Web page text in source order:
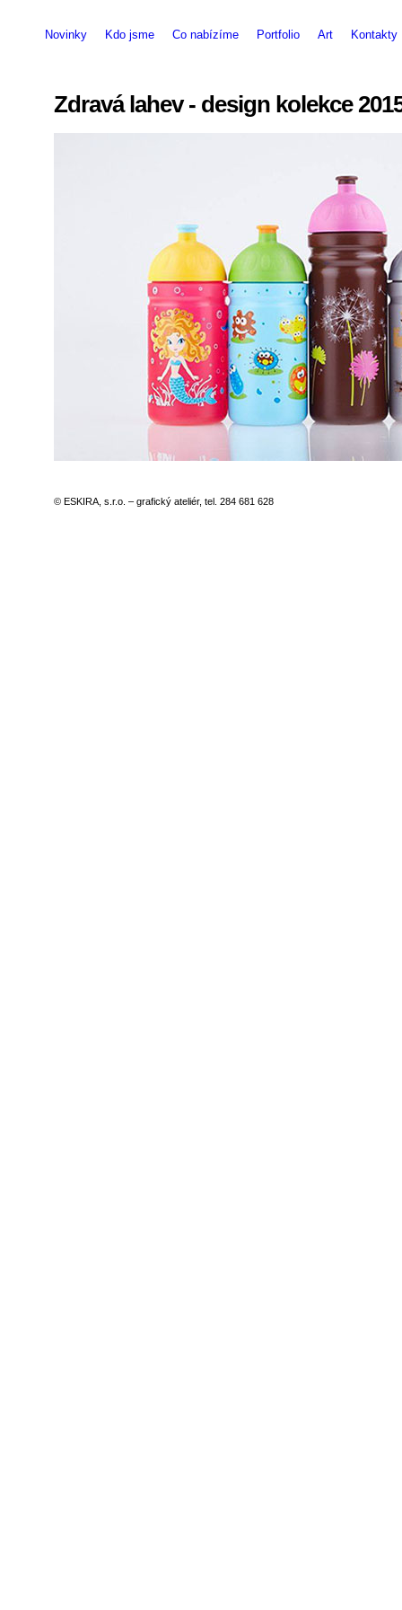
Novinky Kdo jsme Co nabízíme Portfolio Art Kontakty
Zdravá lahev - design kolekce
© ESKIRA, s.r.o. – grafický ateliér, tel. 284 681 628